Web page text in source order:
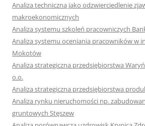
Analiza techniczna jako odzwierciedlenie
makroekonomicznych
Analiza systemu szkoleń pracowniczych
Analiza systemu oceniania pracowników w
Mokotów
Analiza strategiczna przedsiębiorstwa
o.o.
Analiza strategiczna przedsiębiorstwa
Analiza rynku nieruchomości np.
gruntowych Stęszew